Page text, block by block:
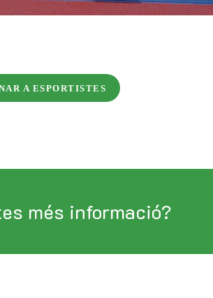
A ESPORTISTES
més informació?